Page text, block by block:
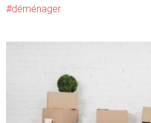
déménager